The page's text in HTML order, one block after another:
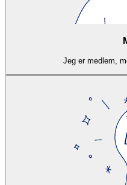
Jeg er medlem,